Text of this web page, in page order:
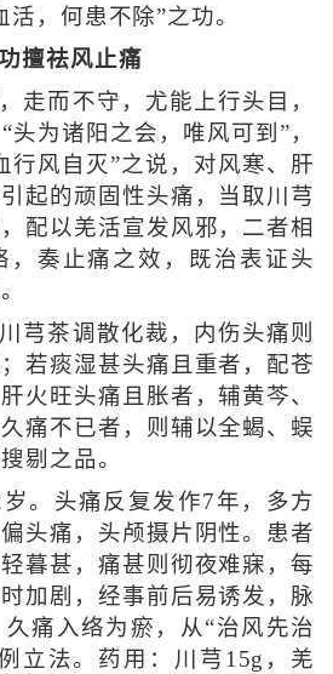
，何患不除”之功。
擅祛风止痛
走而不守，尤能上行头目，
头为诸阳之会，唯风可到”，
行风自灭”之说，对风寒、肝
起的顽固性头痛，当取川芎
配以羌活宣发风邪，二者相
，奏止痛之效，既治表证头
芎茶调散化裁，内伤头痛则
若痰湿甚头痛且重者，配苍
火旺头痛且胀者，辅黄芩、
痛不已者，则辅以全蝎、蜈
剔之品。
。头痛反复发作7年，多方
头痛，头颅摄片阴性。患者
暮甚，痛甚则彻夜难寐，每
加剧，经事前后易诱发，脉
痛入络为瘀，从“治风先治
立法。药用：川芎15g，羌